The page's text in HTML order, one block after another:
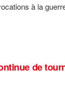
à la
de